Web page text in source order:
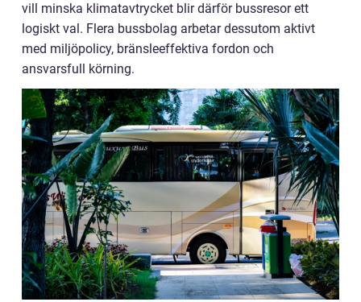
vill minska klimatavtrycket blir därför bussresor ett
logiskt val. Flera bussbolag arbetar dessutom aktivt
med miljöpolicy, bränsleeffektiva fordon och
ansvarsfull körning.